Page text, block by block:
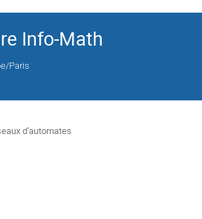
Info-Math
Paris
d'automates